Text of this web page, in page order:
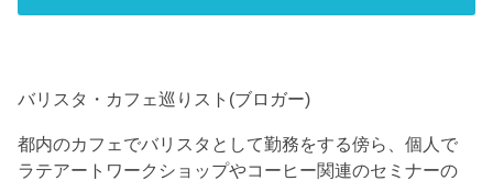
バリスタ・カフェ巡りスト(ブロガー)
都内のカフェでバリスタとして勤務をする傍ら、個人で
ラテアートワークショップやコーヒー関連のセミナーの